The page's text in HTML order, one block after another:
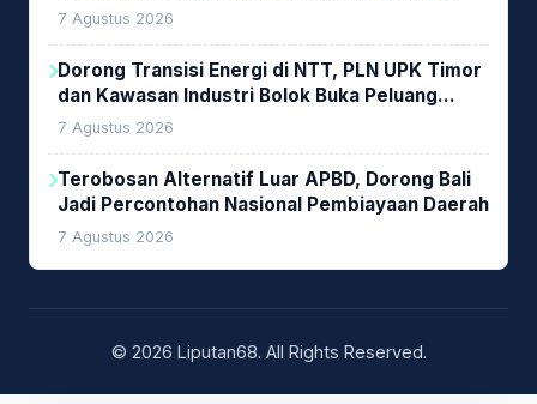
7 Agustus 2026
Dorong Transisi Energi di NTT, PLN UPK Timor
dan Kawasan Industri Bolok Buka Peluang
Investasi Woodchip untuk Cofiring PLTU Bolok
7 Agustus 2026
Terobosan Alternatif Luar APBD, Dorong Bali
Jadi Percontohan Nasional Pembiayaan Daerah
7 Agustus 2026
© 2026 Liputan68. All Rights Reserved.